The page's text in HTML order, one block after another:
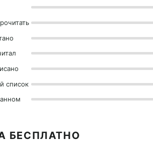
список
БЕСПЛАТНО